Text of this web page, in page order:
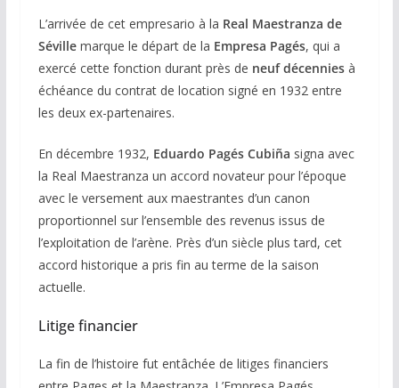
L’arrivée de cet empresario à la Real Maestranza de
Sévillemarque le départ de la Empresa Pagés, qui a
exercé cette fonction durant près de neuf décenniesà
échéance du contrat de location signé en 1932 entre
les deux ex-partenaires.
En décembre 1932, Eduardo Pagés Cubiña signa avec
la Real Maestranza un accord novateur pour l’époque
avec le versement aux maestrantes d’un canon
proportionnel sur l’ensemble des revenus issus de
l’exploitation de l’arène. Près d’un siècle plus tard, cet
accord historique a pris fin au terme de la saison
actuelle.
Litige financier
La fin de l’histoire fut entâchée de litiges financiers